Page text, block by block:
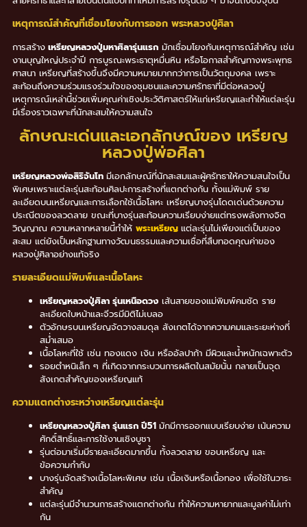
เหตุการณ์สำคัญที่เชื่อมโยงกับการออก พระหลวงปู่ศิลา
การสร้าง เหรียญหลวงปู่มหาศิลารุ่นแรก มักเชื่อมโยงกับเหตุการณ์สำคัญ เช่น
งานบุญใหญ่ประจำปี การบูรณะพระธาตุหมื่นหิน หรือโอกาสสำคัญทางพระพุทธ
ศาสนา เหรียญที่สร้างขึ้นจึงมีความหมายมากกว่าการเป็นวัตถุมงคล เพราะ
สะท้อนถึงความร่วมแรงร่วมใจของชุมชนและความศรัทธาที่มีต่อหลวงปู่
เหตุการณ์เหล่านี้ช่วยเพิ่มคุณค่าเชิงประวัติศาสตร์ให้แก่เหรียญและทำให้แต่ละรุ่น
มีเรื่องราวเฉพาะที่นักสะสมให้ความสนใจ
ลักษณะเด่นและเอกลักษณ์ของ เหรียญ
หลวงปู่พ่อศิลา
เหรียญหลวงพ่อสิริจันโท มีเอกลักษณ์ที่นักสะสมและผู้ศรัทธาให้ความสนใจเป็น
พิเศษเพราะแต่ละรุ่นสะท้อนศิลปะการสร้างที่แตกต่างกัน ทั้งแม่พิมพ์ ราย
ละเอียดบนเหรียญและการเลือกใช้เนื้อโลหะ เหรียญบางรุ่นโดดเด่นด้วยความ
ประณีตของลวดลาย ขณะที่บางรุ่นสะท้อนความเรียบง่ายแต่ทรงพลังทางจิต
วิญญาณ ความหลากหลายนี้ทำให้ พระเหรียญ แต่ละรุ่นไม่เพียงแต่เป็นของ
สะสม แต่ยังเป็นหลักฐานทางวัฒนธรรมและความเชื่อที่สืบทอดคุณค่าของ
หลวงปู่ศิลาอย่างแท้จริง
รายละเอียดแม่พิมพ์และเนื้อโลหะ
เหรียญหลวงปู่ศิลา รุ่นเหนือดวง เส้นสายของแม่พิมพ์คมชัด ราย
ละเอียดใบหน้าและจีวรมีมิติไม่เบลอ
ตัวอักษรบนเหรียญจัดวางสมดุล สังเกตได้จากความคมและระยะห่างที่
สม่ำเสมอ
เนื้อโลหะที่ใช้ เช่น ทองแดง เงิน หรืออัลปาก้า มีผิวและน้ำหนักเฉพาะตัว
รอยตำหนิเล็ก ๆ ที่เกิดจากกระบวนการผลิตในสมัยนั้น กลายเป็นจุด
สังเกตสำคัญของเหรียญแท้
ความแตกต่างระหว่างเหรียญแต่ละรุ่น
เหรียญหลวงปู่ศิลา รุ่นแรก ปี51 มักมีการออกแบบเรียบง่าย เน้นความ
ศักดิ์สิทธิ์และการใช้งานเชิงบูชา
รุ่นต่อมาเริ่มมีรายละเอียดมากขึ้น ทั้งลวดลาย ขอบเหรียญ และ
ข้อความกำกับ
บางรุ่นจัดสร้างเนื้อโลหะพิเศษ เช่น เนื้อเงินหรือเนื้อทอง เพื่อใช้ในวาระ
สำคัญ
แต่ละรุ่นมีจำนวนการสร้างแตกต่างกัน ทำให้ความหายากและมูลค่าไม่เท่า
กัน